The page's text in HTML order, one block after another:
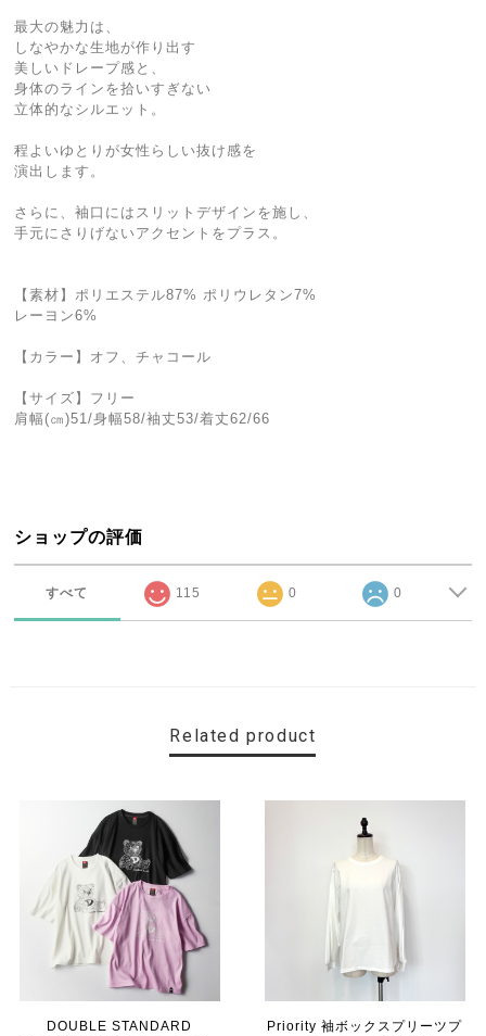
最大の魅力は、
しなやかな生地が作り出す
美しいドレープ感と、
身体のラインを拾いすぎない
立体的なシルエット。
程よいゆとりが女性らしい抜け感を
演出します。
さらに、袖口にはスリットデザインを施し、
手元にさりげないアクセントをプラス。
【素材】ポリエステル87% ポリウレタン7%
レーヨン6%
【カラー】オフ、チャコール
【サイズ】フリー
肩幅(㎝)51/身幅58/袖丈53/着丈62/66
ショップの評価
すべて 115 0 0
Related product
DOUBLE STANDARD
Priority 袖ボックスプリーツプ